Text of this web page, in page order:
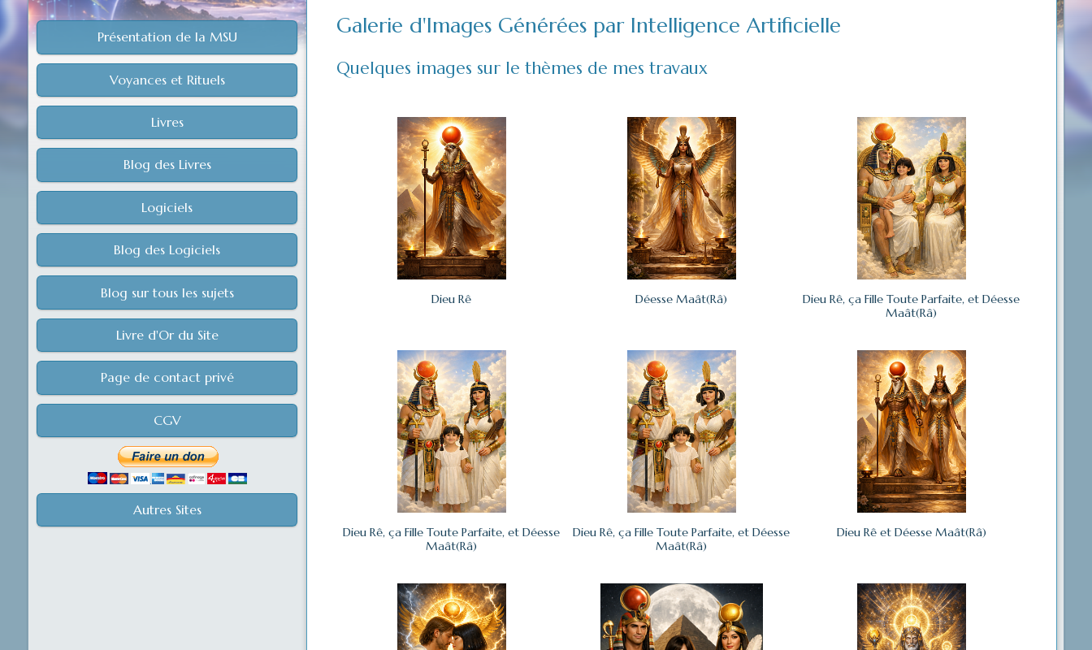
Présentation de la MSU
Voyances et Rituels
Livres
Blog des Livres
Logiciels
Blog des Logiciels
Blog sur tous les sujets
Livre d'Or du Site
Page de contact privé
CGV
Autres Sites
Galerie d'Images Générées par Intelligence Artificielle
Quelques images sur le thèmes de mes travaux
Dieu Rê Déesse Maât(Râ)
Dieu Rê, ça Fille Toute Parfaite, et Déesse
Maât(Râ)
Dieu Rê, ça Fille Toute Parfaite, et Déesse
Maât(Râ)
Dieu Rê, ça Fille Toute Parfaite, et Déesse
Maât(Râ)
Dieu Rê et Déesse Maât(Râ)